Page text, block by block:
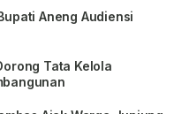
Aneng Audiensi
Tata Kelola